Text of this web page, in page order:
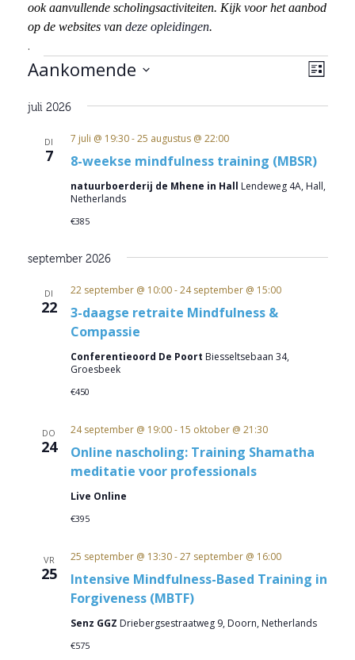
ook aanvullende scholingsactiviteiten. Kijk voor het aanbod
op de websites van deze opleidingen.
.
Evenementen Lijst
Aankomende
een
juli 2026
DI
7 8-weekse mindfulness training (MBSR)
7 juli @ 19:30-25 augustus @ 22:00
natuurboerderij de Mhene in Hall Lendeweg 4A, Hall,
Netherlands
€385
september 2026
DI
22
3-daagse retraite Mindfulness &
Compassie
22 september @ 10:00-24 september @ 15:00
Conferentieoord De Poort Biesseltsebaan 34,
Groesbeek
€450
DO
24
Online nascholing: Training Shamatha
meditatie voor professionals
24 september @ 19:00- 15 oktober @ 21:30
Live Online
€395
VR
25
Intensive Mindfulness-Based Training in
Forgiveness (MBTF)
25 september @ 13:30-27 september @ 16:00
Senz GGZ Driebergsestraatweg 9, Doorn, Netherlands
€575